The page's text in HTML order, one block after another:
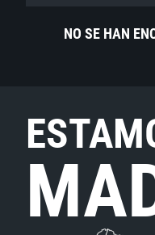
NO SE HAN